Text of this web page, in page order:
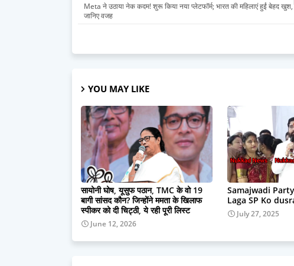
Meta ने उठाया नेक कदम! शुरू किया नया प्लेटफॉर्म; भारत की महिलाएं हुईं बेहद खुश,
जानिए वजह
YOU MAY LIKE
सायोनी घोष, यूसुफ पठान, TMC के वो 19
बागी सांसद कौन? जिन्होंने ममता के खिलाफ
स्पीकर को दी चिट्ठी, ये रही पूरी लिस्ट
June 12, 2026
Samajwadi
Laga SP Ko
July 27, 2025